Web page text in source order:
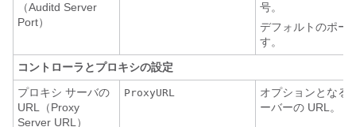
（Auditd Server
Port）
号。
デフォルトのポー
す。
コントローラとプロキシの設定
プロキシ サーバの
URL（Proxy
Server URL）
ProxyURL
オプションとなる
ーバーの URL。